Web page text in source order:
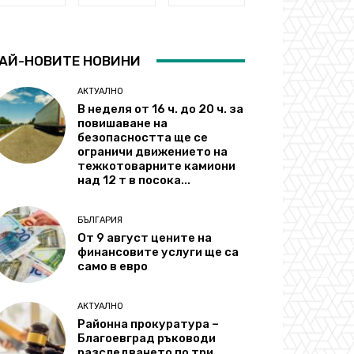
НОВИТЕ НОВИНИ
АКТУАЛНО
В неделя от 16 ч. до 20 ч. за
повишаване на
безопасността ще се
ограничи движението на
тежкотоварните камиони
над 12 т в посока...
БЪЛГАРИЯ
От 9 август цените на
финансовите услуги ще са
само в евро
АКТУАЛНО
Районна прокуратура –
Благоевград ръководи